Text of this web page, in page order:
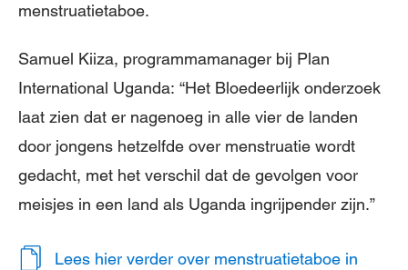
menstruatietaboe.
Samuel Kiiza, programmamanager bij Plan
International Uganda: “Het Bloedeerl­ijk onderzoek
laat zien dat er nagenoeg in alle vier de landen
door jongens hetzelfde over menstruatie wordt
gedacht, met het verschil dat de gevolgen voor
meisjes in een land als Uganda ingrijpender zijn.”
Lees hier verder over menstruatietaboe in